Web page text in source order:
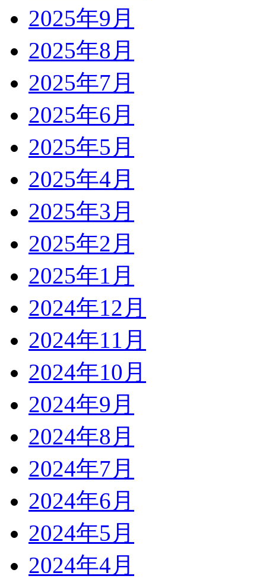
2025年9月
2025年8月
2025年7月
2025年6月
2025年5月
2025年4月
2025年3月
2025年2月
2025年1月
2024年12月
2024年11月
2024年10月
2024年9月
2024年8月
2024年7月
2024年6月
2024年5月
2024年4月